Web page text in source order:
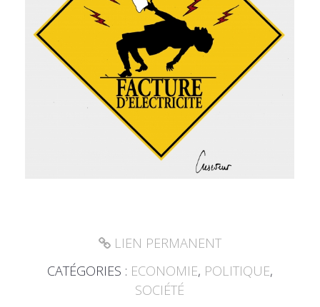
LIEN PERMANENT
CATÉGORIES : ECONOMIE, POLITIQUE,
SOCIÉTÉ